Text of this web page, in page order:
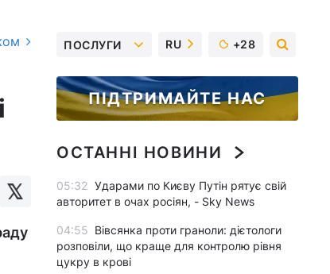
ПОСЛУГИ RU +28
ПІДТРИМАЙТЕ НАС
ОСТАННІ НОВИНИ
05:32 Ударами по Києву Путін рятує свій
авторитет в очах росіян, - Sky News
04:55 Вівсянка проти граноли: дієтологи
розповіли, що краще для контролю рівня
цукру в крові